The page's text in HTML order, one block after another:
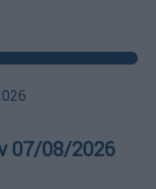
07/08/2026